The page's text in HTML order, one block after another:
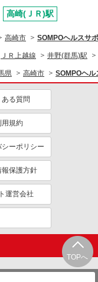
TOPへ
高崎(ＪＲ)駅
高崎市 SOMPOヘルスサ
ＪＲ上越線 井野(群馬)駅
県 高崎市 SOMPOヘ
ある質問
用規約
シーポリシー
報保護方針
運営会社